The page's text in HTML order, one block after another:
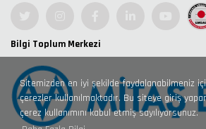
Sitemizden en iyi şekilde faydalanabilmeniz
çerezler kullanılmaktadır. Bu siteye giriş
çerez kullanımını kabul etmiş sayılıyorsunuz.
Bilgi Toplum Merkezi